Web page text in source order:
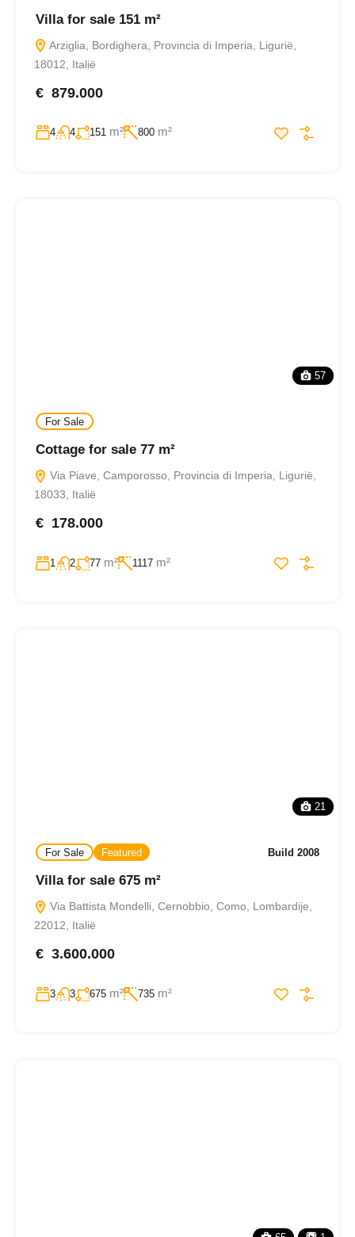
Villa for sale 151 m²
Arziglia, Bordighera, Provincia di Imperia, Ligurië,
18012, Italië
€ 879.000
4 4 151 m² 800 m²
57
For Sale
Cottage for sale 77 m²
Via Piave, Camporosso, Provincia di Imperia, Ligurië,
18033, Italië
€ 178.000
1 2 77 m² 1117 m²
21
For Sale Featured Build 2008
Villa for sale 675 m²
Via Battista Mondelli, Cernobbio, Como, Lombardije,
22012, Italië
€ 3.600.000
3 3 675 m² 735 m²